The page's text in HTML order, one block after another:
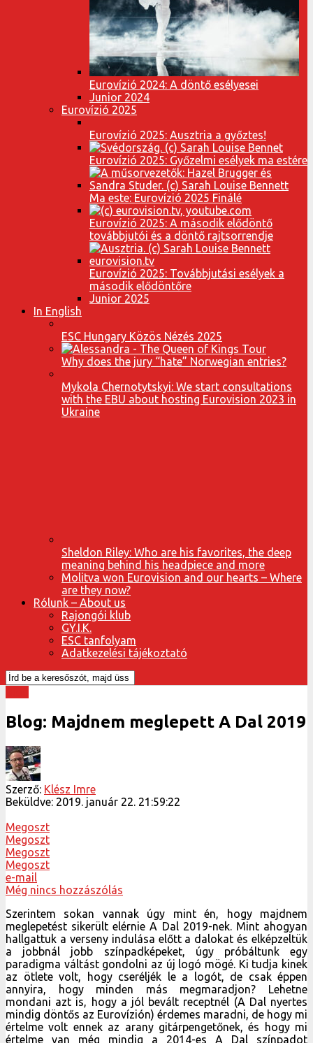
Eurovízió 2024: A döntő esélyesei
Junior 2024
Eurovízió 2025
Eurovízió 2025: Ausztria a győztes!
Eurovízió 2025: Győzelmi esélyek ma estére
Ma este: Eurovízió 2025 Finálé
Eurovízió 2025: A második elődöntő
továbbjutói és a döntő rajtsorrendje
Eurovízió 2025: Továbbjutási esélyek a
második elődöntőre
Junior 2025
In English
ESC Hungary Közös Nézés 2025
Why does the jury “hate” Norwegian entries?
Mykola Chernotytskyi: We start consultations
with the EBU about hosting Eurovision 2023 in
Ukraine
Blog: Majdnem meglepett A Dal 2019
Szerző: Klész Imre
Beküldve: 2019. január 22. 21:59:22
Megoszt
Megoszt
Megoszt
e-mail
Még nincs hozzászólás
Szerintem sokan vannak úgy mint én, hogy majdnem
meglepetést sikerült elérnie A Dal 2019-nek. Mint ahogyan
hallgattuk a verseny indulása előtt a dalokat és elképzeltük
a jobbnál jobb színpadképeket, úgy próbáltunk egy
paradigma váltást gondolni az új logó mögé. Ki tudja kinek
az ötlete volt, hogy cseréljék le a logót, de csak éppen
annyira, hogy minden más megmaradjon? Lehetne
mondani azt is, hogy a jól bevált receptnél (A Dal nyertes
mindig döntős az Eurovízión) érdemes maradni, de hogy mi
értelme volt ennek az arany gitárpengetőnek, és hogy mi
értelme van még mindig a 2014-es A Dal színpadot
használni, azt még keresik a tudósok. Sok boldog 5 éves
szülinapot, színpad!
A Dal évadnyitó első adásainak a
nézettsége a tejes lakosság körében
2012 óta (MTVA)#nézettség #MTVA
#köztévé Duna Televízió #ADal2019
#ADal #Eurovision2019 #DunaTV
#eurovision